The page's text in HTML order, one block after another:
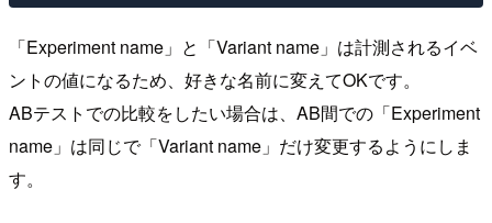
「Experiment name」と「Variant name」は計測されるイベ
ントの値になるため、好きな名前に変えてOKです。
ABテストでの比較をしたい場合は、AB間での「Experiment
name」は同じで「Variant name」だけ変更するようにしま
す。